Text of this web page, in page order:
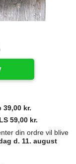
kr.
59,00 kr.
din ordre vil blive
d. 11. august